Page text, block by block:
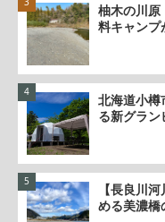
柚木の川原
料キャンプ
北海道小樽
る新グラン
【長良川
める美濃橋